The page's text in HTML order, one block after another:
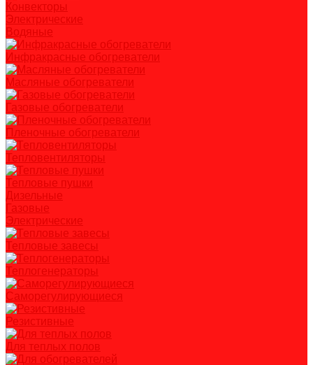
Конвекторы
Электрические
Водяные
Инфракрасные обогреватели
Масляные обогреватели
Газовые обогреватели
Пленочные обогреватели
Тепловентиляторы
Тепловые пушки
Дизельные
Газовые
Электрические
Тепловые завесы
Теплогенераторы
Саморегулирующиеся
Резистивные
Для теплых полов